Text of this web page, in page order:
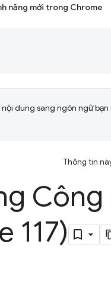
năng mới trong Chrome
dung sang ngôn ngữ bạn
Thông tin
Công
117)